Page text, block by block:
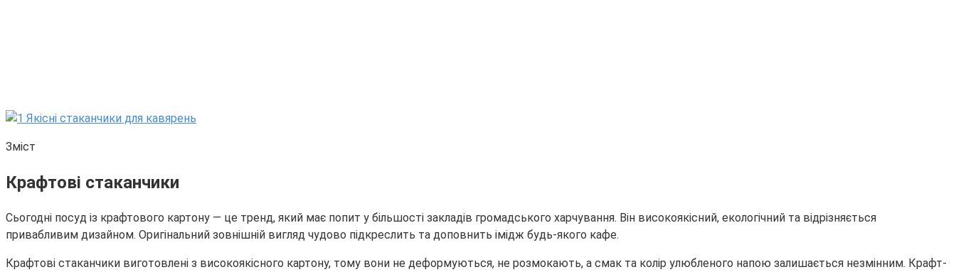
Зміст
Крафтові стаканчики
Сьогодні посуд із крафтового картону — це тренд, який має попит у більшості закладів громадського харчування. Він високоякісний, екологічний та відрізняється
привабливим дизайном. Оригінальний зовнішній вигляд чудово підкреслить та доповнить імідж будь-якого кафе.
Крафтові стаканчики виготовлені з високоякісного картону, тому вони не деформуються, не розмокають, а смак та колір улюбленого напою залишається незмінним. Крафт-